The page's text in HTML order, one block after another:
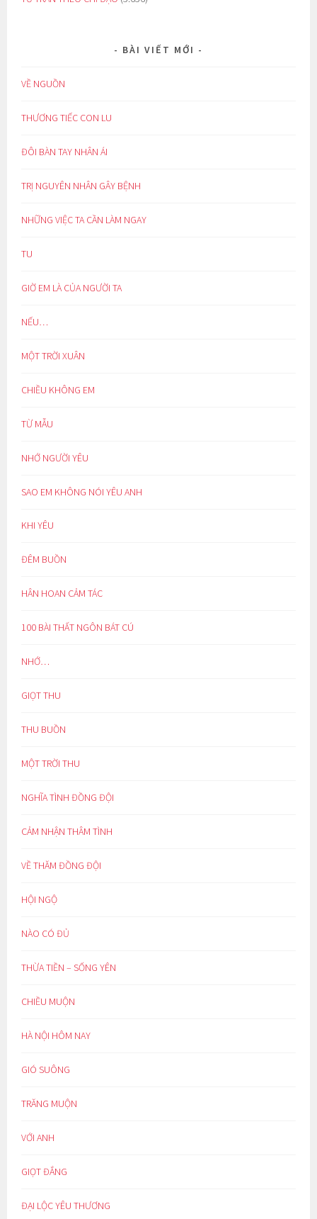
BÀI VIẾT MỚI
VỀ NGUỒN
THƯƠNG TIẾC CON LU
ĐÔI BÀN TAY NHÂN ÁI
TRỊ NGUYÊN NHÂN GÂY BỆNH
NHỮNG VIỆC TA CẦN LÀM NGAY
TU
GIỜ EM LÀ CỦA NGƯỜI TA
NẾU…
MỘT TRỜI XUÂN
CHIỀU KHÔNG EM
TỪ MẪU
NHỚ NGƯỜI YÊU
SAO EM KHÔNG NÓI YÊU ANH
KHI YÊU
ĐÊM BUỒN
HÂN HOAN CẢM TÁC
100 BÀI THẤT NGÔN BÁT CÚ
NHỚ…
GIỌT THU
THU BUỒN
MỘT TRỜI THU
NGHĨA TÌNH ĐỒNG ĐỘI
CẢM NHẬN THÂM TÌNH
VỀ THĂM ĐỒNG ĐỘI
HỘI NGỘ
NÀO CÓ ĐỦ
THỪA TIỀN – SỐNG YÊN
CHIỀU MUỘN
HÀ NỘI HÔM NAY
GIÓ SUÔNG
TRĂNG MUỘN
VỚI ANH
GIỌT ĐẮNG
ĐẠI LỘC YÊU THƯƠNG